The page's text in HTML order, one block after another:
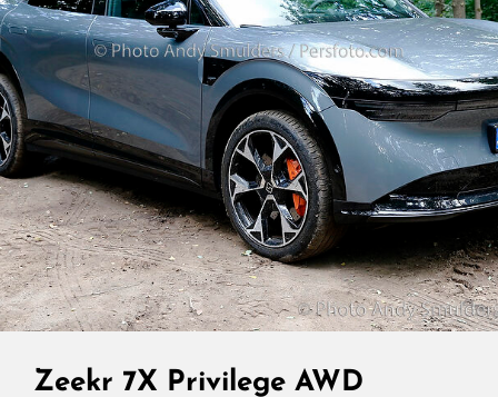
Zeekr 7X Privilege AWD